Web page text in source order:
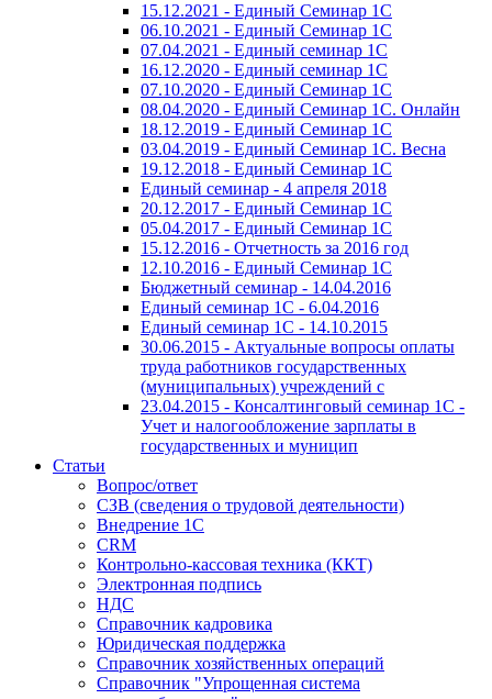
15.12.2021 - Единый Семинар 1С
06.10.2021 - Единый Семинар 1С
07.04.2021 - Единый семинар 1С
16.12.2020 - Единый семинар 1С
07.10.2020 - Единый Семинар 1С
08.04.2020 - Единый Семинар 1С. Онлайн
18.12.2019 - Единый Семинар 1С
03.04.2019 - Единый Семинар 1С. Весна
19.12.2018 - Единый Семинар 1С
Единый семинар - 4 апреля 2018
20.12.2017 - Единый Семинар 1С
05.04.2017 - Единый Семинар 1С
15.12.2016 - Отчетность за 2016 год
12.10.2016 - Единый Семинар 1С
Бюджетный семинар - 14.04.2016
Единый семинар 1С - 6.04.2016
Единый семинар 1С - 14.10.2015
30.06.2015 - Актуальные вопросы оплаты
труда работников государственных
(муниципальных) учреждений с
23.04.2015 - Консалтинговый семинар 1С -
Учет и налогообложение зарплаты в
государственных и муницип
Статьи
Вопрос/ответ
СЗВ (сведения о трудовой деятельности)
Внедрение 1С
CRM
Контрольно-кассовая техника (ККТ)
Электронная подпись
НДС
Справочник кадровика
Юридическая поддержка
Справочник хозяйственных операций
Справочник "Упрощенная система